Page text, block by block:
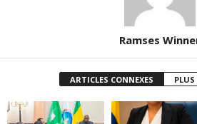
Ramses
ARTICLES CONNEXES